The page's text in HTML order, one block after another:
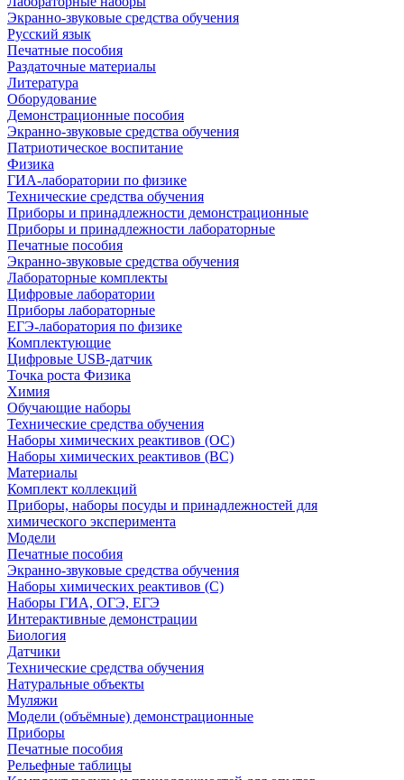
Экранно-звуковые средства обучения
Русский язык
Печатные пособия
Раздаточные материалы
Литература
Оборудование
Демонстрационные пособия
Экранно-звуковые средства обучения
Патриотическое воспитание
Физика
ГИА-лаборатории по физике
Технические средства обучения
Приборы и принадлежности демонстрационные
Приборы и принадлежности лабораторные
Печатные пособия
Экранно-звуковые средства обучения
Лабораторные комплекты
Цифровые лаборатории
Приборы лабораторные
ЕГЭ-лаборатория по физике
Комплектующие
Цифровые USB-датчик
Точка роста Физика
Химия
Обучающие наборы
Технические средства обучения
Наборы химических реактивов (ОС)
Наборы химических реактивов (ВС)
Материалы
Комплект коллекций
Приборы, наборы посуды и принадлежностей для
химического эксперимента
Модели
Печатные пособия
Экранно-звуковые средства обучения
Наборы химических реактивов (С)
Наборы ГИА, ОГЭ, ЕГЭ
Интерактивные демонстрации
Биология
Датчики
Технические средства обучения
Натуральные объекты
Муляжи
Модели (объёмные) демонстрационные
Приборы
Печатные пособия
Рельефные таблицы